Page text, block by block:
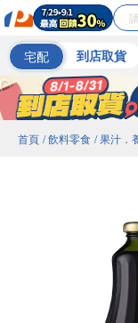
宅配 到店取貨
首頁 / 飲料零食 / 果汁．